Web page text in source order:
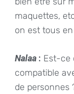
maquettes,
on est tous
Nalaa : Est-ce
compatible
de personnes